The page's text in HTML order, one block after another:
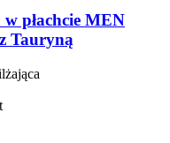
płachcie MEN
Tauryną